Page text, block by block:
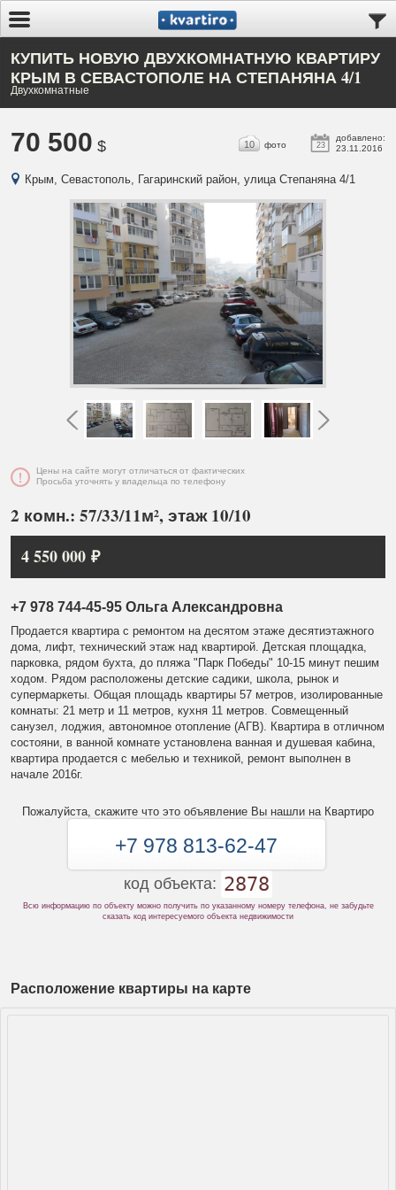
КУПИТЬ НОВУЮ ДВУХКОМНАТНУЮ КВАРТИРУ
КРЫМ В СЕВАСТОПОЛЕ НА СТЕПАНЯНА 4/1
Двухкомнатные
70 500 $ 23
добавлено:
23.11.2016
10 фото
Крым, Севастополь, Гагаринский район, улица Степаняна 4/1
Цены на сайте могут отличаться от фактических
Просьба уточнять у владельца по телефону
2 комн.: 57/33/11м², этаж 10/10
4 550 000 ₽
+7 978 744-45-95 Ольга Александровна
Продается квартира с ремонтом на десятом этаже десятиэтажного
дома, лифт, технический этаж над квартирой. Детская площадка,
парковка, рядом бухта, до пляжа "Парк Победы" 10-15 минут пешим
ходом. Рядом расположены детские садики, школа, рынок и
супермаркеты. Общая площадь квартиры 57 метров, изолированные
комнаты: 21 метр и 11 метров, кухня 11 метров. Совмещенный
санузел, лоджия, автономное отопление (АГВ). Квартира в отличном
состояни, в ванной комнате установлена ванная и душевая кабина,
квартира продается с мебелью и техникой, ремонт выполнен в
начале 2016г.
Пожалуйста, скажите что это объявление Вы нашли на Квартиро
+7 978 813-62-47
код объекта: 2878
Всю информацию по объекту можно получить по указанному номеру телефона, не забудьте
сказать код интересуемого объекта недвижимости
Расположение квартиры на карте